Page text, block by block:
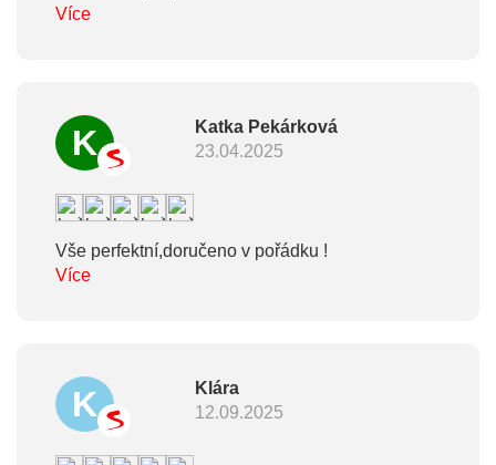
Více
K
Katka Pekárková
23.04.2025
Vše perfektní,doručeno v pořádku !
Více
K
Klára
12.09.2025